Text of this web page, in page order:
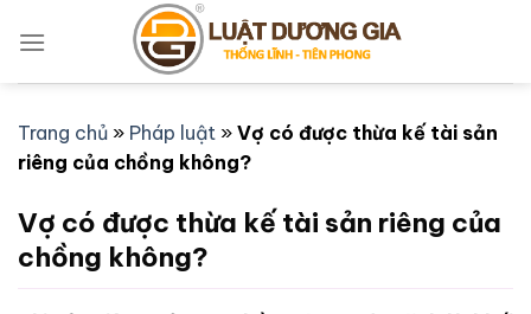
qua
Trang chủ » Pháp luật » Vợ có được thừa kế tài sản
riêng của chồng không?
Vợ có được thừa kế tài sản riêng của
chồng không?